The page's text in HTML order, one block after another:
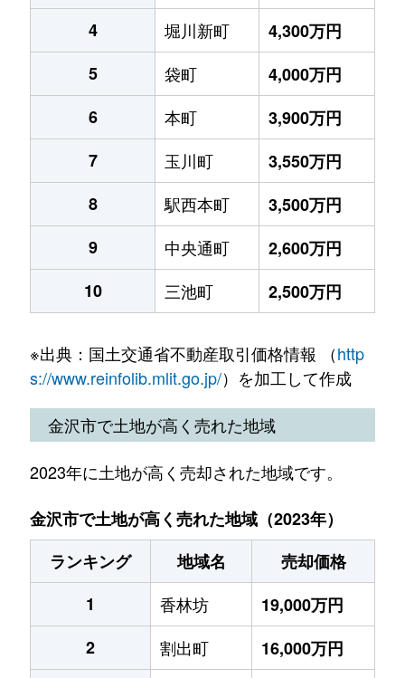
4
堀川新町
4,300万円
5
袋町
4,000万円
6
本町
3,900万円
7
玉川町
3,550万円
8
駅西本町
3,500万円
9
中央通町
2,600万円
10
三池町 2,500万円
※出典：国土交通省不動産取引価格情報 （http
s://www.reinfolib.mlit.go.jp/）を加工して作成
金沢市で土地が高く売れた地域
2023年に土地が高く売却された地域です。
金沢市で土地が高く売れた地域（2023年）
ランキング
地域名
売却価格
1
香林坊
19,000万円
2
割出町
16,000万円